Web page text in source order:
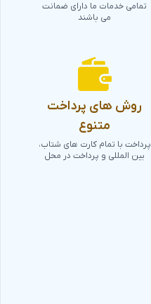
تمامی خدمات ما دارای ضمانت
می باشند
روش های پرداخت
متنوع
پرداخت با تمام کارت های شتاب،
بین المللی و پرداخت در محل